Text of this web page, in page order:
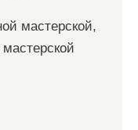
мастерской,